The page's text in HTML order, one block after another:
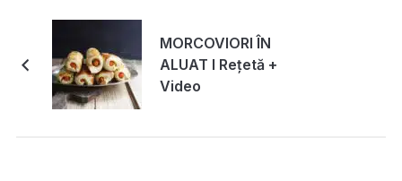
MORCOVIORI ÎN
ALUAT I Rețetă +
Video